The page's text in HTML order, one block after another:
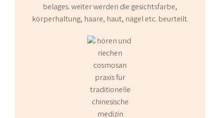
belages. weiter werden die gesichtsfarbe,
körperhaltung, haare, haut, nägel etc. beurteilt.